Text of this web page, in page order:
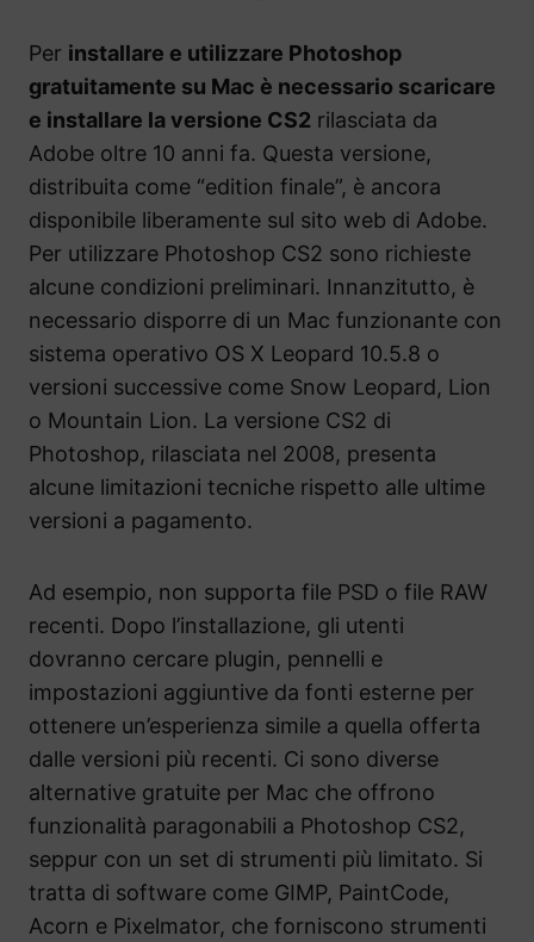
Per installare e utilizzare Photoshop
gratuitamente su Mac è necessario scaricare
e installare la versione CS2 rilasciata da
Adobe oltre 10 anni fa. Questa versione,
distribuita come “edition finale”, è ancora
disponibile liberamente sul sito web di Adobe.
Per utilizzare Photoshop CS2 sono richieste
alcune condizioni preliminari. Innanzitutto, è
necessario disporre di un Mac funzionante con
sistema operativo OS X Leopard 10.5.8 o
versioni successive come Snow Leopard, Lion
o Mountain Lion. La versione CS2 di
Photoshop, rilasciata nel 2008, presenta
alcune limitazioni tecniche rispetto alle ultime
versioni a pagamento.
Ad esempio, non supporta file PSD o file RAW
recenti. Dopo l’installazione, gli utenti
dovranno cercare plugin, pennelli e
impostazioni aggiuntive da fonti esterne per
ottenere un’esperienza simile a quella offerta
dalle versioni più recenti. Ci sono diverse
alternative gratuite per Mac che offrono
funzionalità paragonabili a Photoshop CS2,
seppur con un set di strumenti più limitato. Si
tratta di software come GIMP, PaintCode,
Acorn e Pixelmator, che forniscono strumenti